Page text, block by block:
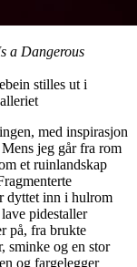
a Dangerous
stilles ut i
med inspirasjon
jeg går fra rom
et ruinlandskap
dyttet inn i hulrom
pidestaller
på, fra brukte
sminke og en stor
og fargelegger